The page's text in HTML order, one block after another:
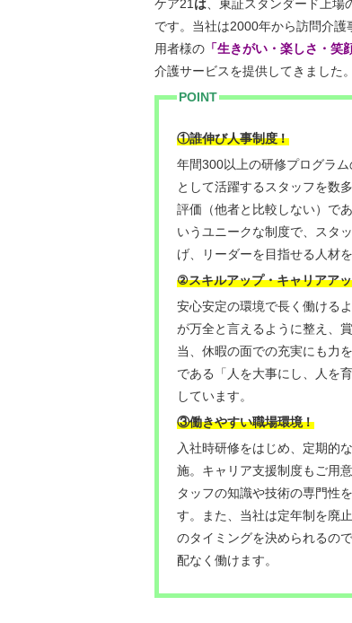
ケア21 は 、東証スタンダード上
です。当社は2000年から訪問介護
用者様の 「生きがい・楽しさ・笑
介護サービスを提供してきました。
POINT
①誰伸び人事制度！
年間300以上の研修プログラ
として活躍するスタッフを数
評価（他者と比較しない）で
いうユニークな制度で、スタ
げ、リーダーを目指せる人材
②スキルアップ・キャリアア
安心安定の環境で長く働ける
が万全と言えるように整え、
当、休暇の面での充実にも力
である「人を大事にし、人を
しています。
③働きやすい職場環境！
入社時研修をはじめ、定期的
施。キャリア支援制度もご用
タッフの知識や技術の専門性
す。また、当社は定年制を廃
のタイミングを決められるの
配なく働けます。